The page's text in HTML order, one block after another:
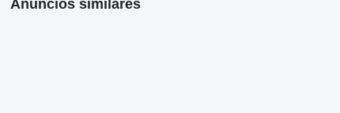
Anúncios similares